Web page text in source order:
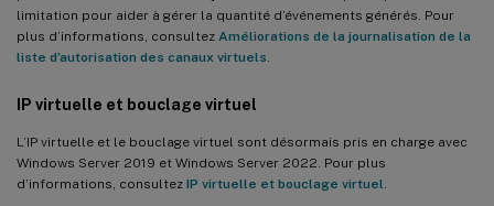
limitation pour aider à gérer la quantité d’événements générés. Pour
plus d’informations, consultez Améliorations de la journalisation de la
liste d’autorisation des canaux virtuels
IP virtuelle et bouclage virtuel
L’IP virtuelle et le bouclage virtuel sont désormais pris en charge avec
Windows Server 2019 et Windows Server 2022. Pour plus
d’informations, consultez IP virtuelle et bouclage virtuel